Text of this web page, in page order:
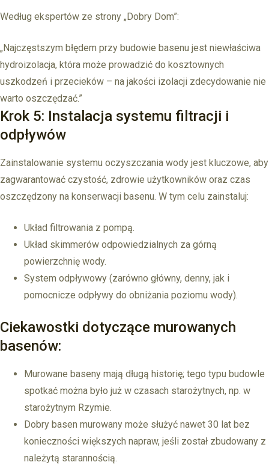
Według ekspertów ze strony „Dobry Dom”:
„Najczęstszym błędem przy budowie basenu jest niewłaściwa
hydroizolacja, która może prowadzić do kosztownych
uszkodzeń i przecieków – na jakości izolacji zdecydowanie nie
warto oszczędzać.”
Krok 5: Instalacja systemu filtracji i
odpływów
Zainstalowanie systemu oczyszczania wody jest kluczowe, aby
zagwarantować czystość, zdrowie użytkowników oraz czas
oszczędzony na konserwacji basenu. W tym celu zainstaluj:
Układ filtrowania z pompą.
Układ skimmerów odpowiedzialnych za górną
powierzchnię wody.
System odpływowy (zarówno główny, denny, jak i
pomocnicze odpływy do obniżania poziomu wody).
Ciekawostki dotyczące murowanych
basenów:
Murowane baseny mają długą historię; tego typu budowle
spotkać można było już w czasach starożytnych, np. w
starożytnym Rzymie.
Dobry basen murowany może służyć nawet 30 lat bez
konieczności większych napraw, jeśli został zbudowany z
należytą starannością.